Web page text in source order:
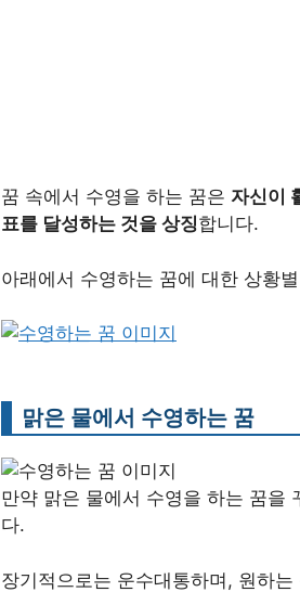
꿈 속에서 수영을 하는 꿈은 자신이
표를 달성하는 것을 상징합니다.
아래에서 수영하는 꿈에 대한 상황
맑은 물에서 수영하는 꿈
만약 맑은 물에서 수영을 하는 꿈을
다.
장기적으로는 운수대통하며, 원하